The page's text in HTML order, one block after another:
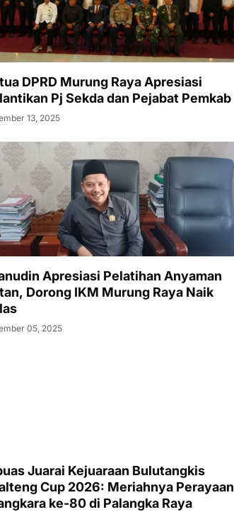
DPRD Murung Raya Apresiasi
Pj Sekda dan Pejabat Pemkab
13, 2025
Apresiasi Pelatihan Anyaman
Dorong IKM Murung Raya Naik
05, 2025
Juarai Kejuaraan Bulutangkis
Cup 2026: Meriahnya Perayaan
ke-80 di Palangka Raya